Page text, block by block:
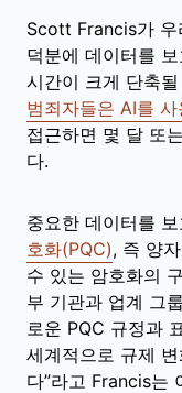
Scott Francis가 우
덕분에 데이터를
시간이 크게 단축
범죄자들은 AI를 사
접근하면 몇 달 또
다.
중요한 데이터를
호화(PQC), 즉 양
수 있는 암호화의
부 기관과 업계 그
로운 PQC 규정과
세계적으로 규제
다”라고 Francis는